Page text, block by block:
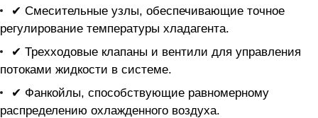
✔ Смесительные узлы, обеспечивающие точное
регулирование температуры хладагента.
✔ Трехходовые клапаны и вентили для управления
потоками жидкости в системе.
✔ Фанкойлы, способствующие равномерному
распределению охлажденного воздуха.